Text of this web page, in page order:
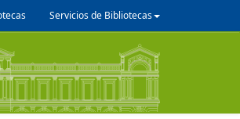
Servicios de Bibliotecas